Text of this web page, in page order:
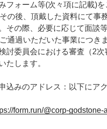
フォーム等(次々項に記載)を
の後、頂戴した資料にて事
その際、必要に応じて面談
通過いただいた事業につき
討委員会における審査（2
たします。
申込みのアドレス：以下にア
form.run/@corp-